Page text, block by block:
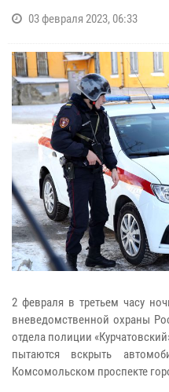
03 февраля 2023, 06:33
2 февраля в третьем часу
вневедомственной охраны
отдела полиции
пытаются вскрыть
Комсомольском проспекте